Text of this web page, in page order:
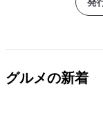
発
グルメの新着